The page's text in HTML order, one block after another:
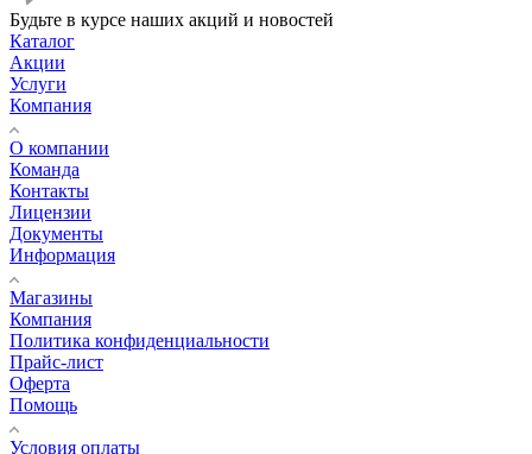
Будьте в курсе наших акций и новостей
Каталог
Акции
Услуги
Компания
О компании
Команда
Контакты
Лицензии
Документы
Информация
Магазины
Компания
Политика конфиденциальности
Прайс-лист
Оферта
Помощь
Условия оплаты